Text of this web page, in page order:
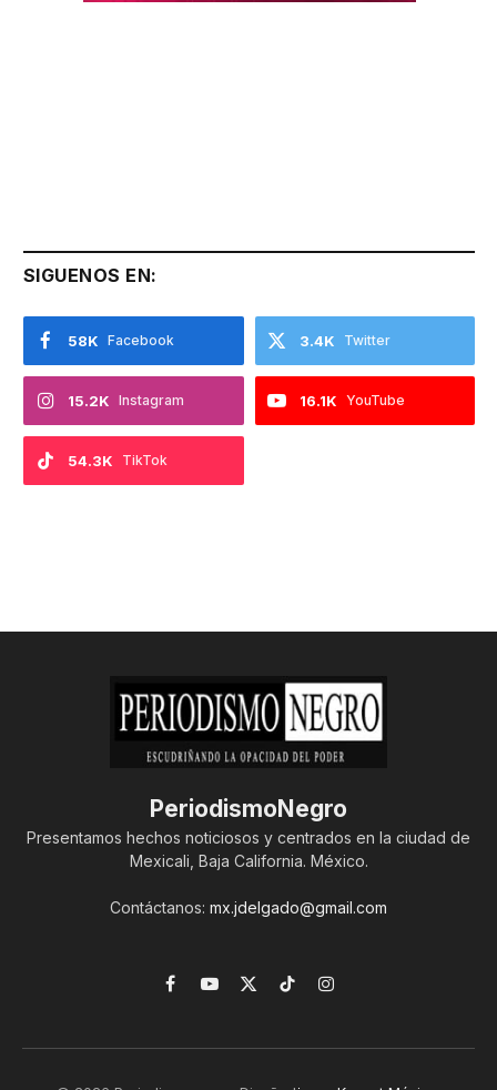
SIGUENOS EN:
Facebook
58K Twitter
3.4K
Instagram
15.2K YouTube
16.1K
TikTok
54.3K
PeriodismoNegro
Presentamos hechos noticiosos y centrados en la ciudad de
Mexicali, Baja California. México.
Contáctanos: mx.jdelgado@gmail.com
Facebook
YouTube
X
TikTokInstagram